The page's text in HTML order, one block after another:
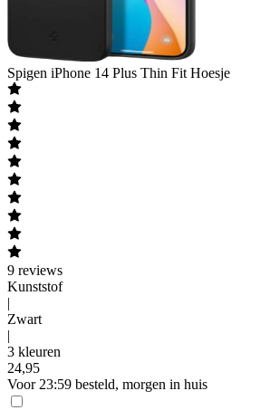
Spigen iPhone 14 Plus Thin Fit Hoesje
9 reviews
Kunststof
|
Zwart
|
3 kleuren
24,95
Voor 23:59 besteld, morgen in huis